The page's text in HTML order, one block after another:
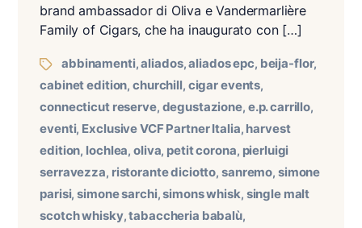
brand ambassador di Oliva e Vandermarlière
Family of Cigars, che ha inaugurato con […]
Tagsabbinamenti,aliados,aliados epc, beija-flor,
cabinet edition,churchill, cigar events,
connecticut reserve, degustazione, e.p. carrillo,
eventi, Exclusive VCF Partner Italia, harvest
edition, lochlea,oliva, petit corona, pierluigi
serravezza, ristorante diciotto,sanremo, simone
parisi,simone sarchi,simons whisk, single malt
scotch whisky,tabaccheria babalù,